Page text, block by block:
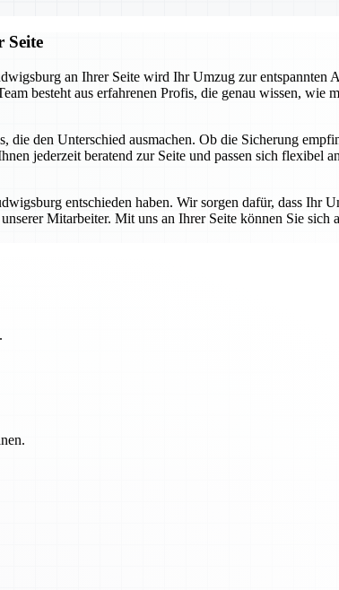
Seite
an Ihrer Seite wird Ihr Umzug zur entspannten
besteht aus erfahrenen Profis, die genau wissen, wie
den Unterschied ausmachen. Ob die Sicherung
jederzeit beratend zur Seite und passen sich flexibel
entschieden haben. Wir sorgen dafür, dass Ihr
Mitarbeiter. Mit uns an Ihrer Seite können Sie sich